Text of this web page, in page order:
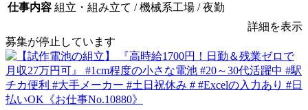
仕事内容 組立・組み立て / 機械系工場 / 夜勤
詳細を表示
募集が停止しています